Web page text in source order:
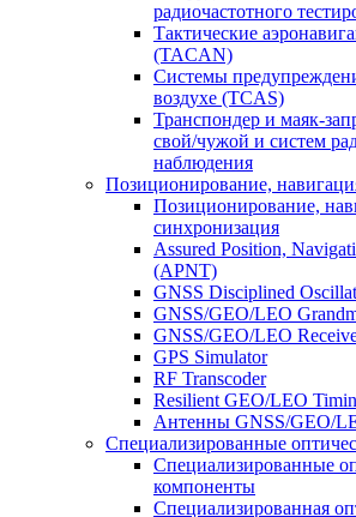
радиочастотного
Тактические
(TACAN)
Системы
воздухе (TCAS)
Транспондер и маяк-
свой/чужой и систем
наблюдения
Позиционирование,
Позиционирование,
синхронизация
Assured Position,
(APNT)
GNSS Disciplined
GNSS/GEO/LEO
GNSS/GEO/LEO
GPS Simulator
RF Transcoder
Resilient GEO/LEO
Антенны GNSS/GEO/
Специализированные
Специализированные
компоненты
Специализированная